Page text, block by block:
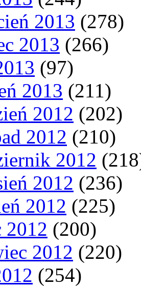
2013 (278)
2013 (266)
(97)
2013 (211)
2012 (202)
2012 (210)
2012
2012 (236)
2012 (225)
(200)
2012 (220)
(254)